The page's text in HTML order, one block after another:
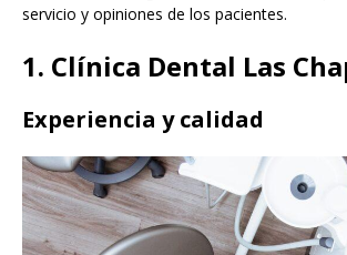
servicio y opiniones de los pacientes.
1. Clínica Dental Las
Experiencia y calidad